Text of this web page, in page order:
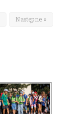
Następne »